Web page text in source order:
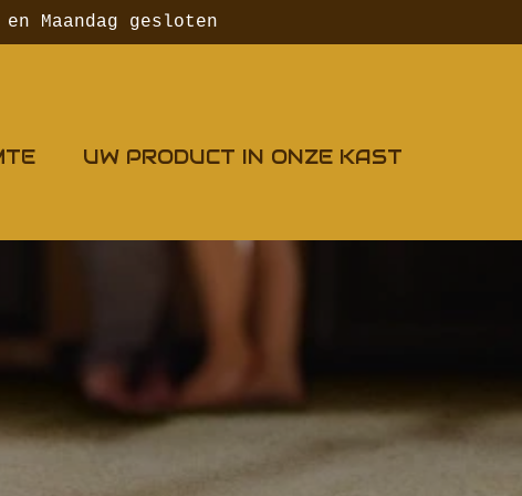
en Maandag gesloten
UW PRODUCT IN ONZE KAST